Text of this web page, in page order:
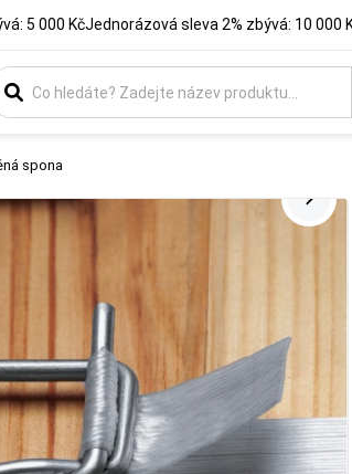
5 000 KčJednorázová sleva 2% zbývá: 10 000
sponašířku pásky nebo materiálu v
způsob aplikace fólie. Vyberte si